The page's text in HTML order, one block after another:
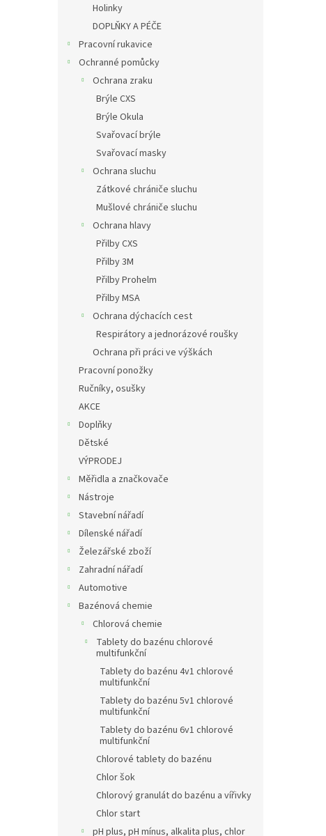
Holinky
DOPLŇKY A PÉČE
Pracovní rukavice
Ochranné pomůcky
Ochrana zraku
Brýle CXS
Brýle Okula
Svařovací brýle
Svařovací masky
Ochrana sluchu
Zátkové chrániče sluchu
Mušlové chrániče sluchu
Ochrana hlavy
Přilby CXS
Přilby 3M
Přilby Prohelm
Přilby MSA
Ochrana dýchacích cest
Respirátory a jednorázové roušky
Ochrana při práci ve výškách
Pracovní ponožky
Ručníky, osušky
AKCE
Doplňky
Dětské
VÝPRODEJ
Měřidla a značkovače
Nástroje
Stavební nářadí
Dílenské nářadí
Železářské zboží
Zahradní nářadí
Automotive
Bazénová chemie
Chlorová chemie
Tablety do bazénu chlorové
multifunkční
Tablety do bazénu 4v1 chlorové
multifunkční
Tablety do bazénu 5v1 chlorové
multifunkční
Tablety do bazénu 6v1 chlorové
multifunkční
Chlorové tablety do bazénu
Chlor šok
Chlorový granulát do bazénu a vířivky
Chlor start
pH plus, pH mínus, alkalita plus, chlor